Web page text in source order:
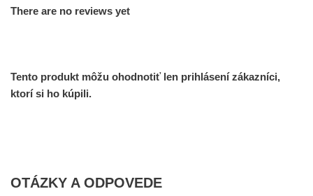
There are no reviews yet
Tento produkt môžu ohodnotiť len prihlásení zákazníci,
ktorí si ho kúpili.
OTÁZKY A ODPOVEDE